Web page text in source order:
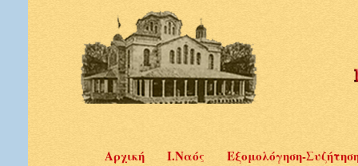
Αρχική Ι.Ναός Εξομολόγηση-